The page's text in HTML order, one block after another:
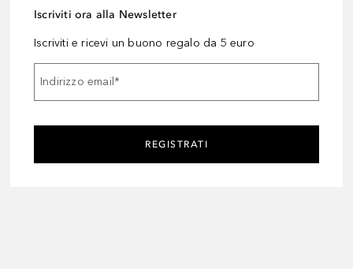
Iscriviti ora alla Newsletter
Iscriviti e ricevi un buono regalo da 5 euro
Indirizzo email *
REGISTRATI